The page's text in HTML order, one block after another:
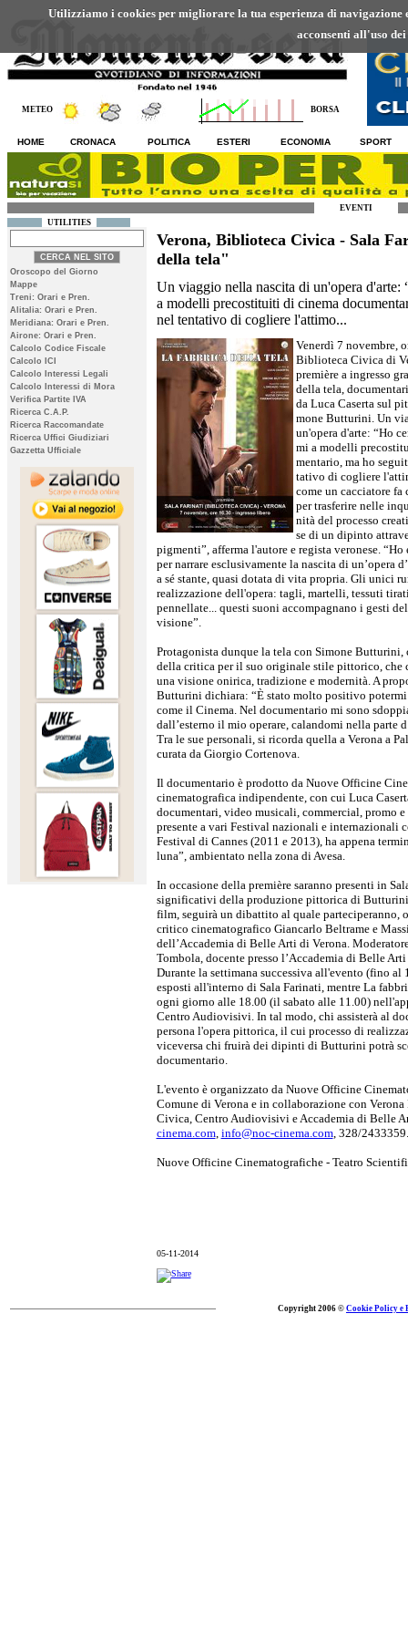
Utilizziamo i cookies per migliorare la tua esperienza di
acconsenti all'uso
METEO BORSA
HOME CRONACA POLITICA ESTERI ECONOMIA SPORT
EVENTI
UTILITIES
Oroscopo del Giorno
Mappe
Treni: Orari e Pren.
Alitalia: Orari e Pren.
Meridiana: Orari e Pren.
Airone: Orari e Pren.
Calcolo Codice Fiscale
Calcolo ICI
Calcolo Interessi Legali
Calcolo Interessi di Mora
Verifica Partite IVA
Ricerca C.A.P.
Ricerca Raccomandate
Ricerca Uffici Giudiziari
Gazzetta Ufficiale
Verona, Biblioteca Civica - Sala
della tela"
Un viaggio nella nascita di un'opera d'arte:
a modelli precostituiti di cinema
nel tentativo di cogliere l'attimo...
Venerdì 7 novembre,
Biblioteca Civica di
première a ingresso
della tela,
da Luca Caserta sul
mone Butturini. Un
un'opera d'arte: “Ho
mi a modelli
mentario, ma ho
tativo di cogliere
come un cacciatore fa
per trasferire nelle
nità del processo
se di un dipinto
pigmenti”, afferma l'autore e regista veronese.
per narrare esclusivamente la nascita di un’opera
a sé stante, quasi dotata di vita propria. Gli unici
realizzazione dell'opera: tagli, martelli, tessuti
pennellate... questi suoni accompagnano i gesti
visione”.
Protagonista dunque la tela con Simone Butturini,
della critica per il suo originale stile pittorico, che
una visione onirica, tradizione e modernità. A
Butturini dichiara: “È stato molto positivo
come il Cinema. Nel documentario mi sono
dall’esterno il mio operare, calandomi nella parte
Tra le sue personali, si ricorda quella a Verona a
curata da Giorgio Cortenova.
Il documentario è prodotto da Nuove Officine
cinematografica indipendente, con cui Luca
documentari, video musicali, commercial, promo e
presente a vari Festival nazionali e internazionali
Festival di Cannes (2011 e 2013), ha appena
luna”, ambientato nella zona di Avesa.
In occasione della première saranno presenti in
significativi della produzione pittorica di
film, seguirà un dibattito al quale parteciperanno,
critico cinematografico Giancarlo Beltrame e
dell’Accademia di Belle Arti di Verona.
Tombola, docente presso l’Accademia di Belle
Durante la settimana successiva all'evento (fino
esposti all'interno di Sala Farinati, mentre La
ogni giorno alle 18.00 (il sabato alle 11.00)
Centro Audiovisivi. In tal modo, chi assisterà al
persona l'opera pittorica, il cui processo di
viceversa chi fruirà dei dipinti di Butturini potrà
documentario.
L'evento è organizzato da Nuove Officine
Comune di Verona e in collaborazione con
Civica, Centro Audiovisivi e Accademia di Belle
cinema.com, info@noc-cinema.com, 328/2433359.
Nuove Officine Cinematografiche - Teatro
05-11-2014
Copyright 2006 © Cookie Policy e